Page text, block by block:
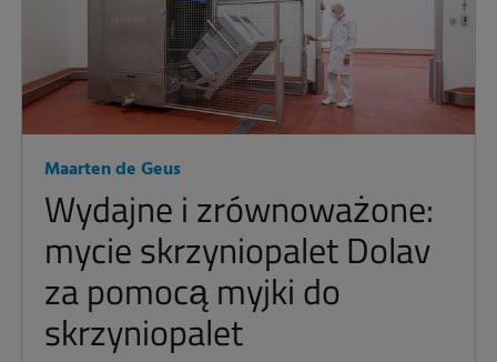
Maarten de Geus
Wydajne i zrównoważone:
mycie skrzyniopalet Dolav
za pomocą myjki do
skrzyniopalet